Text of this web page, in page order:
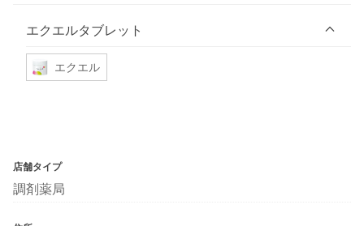
エクエルタブレット
エクエル
店舗タイプ
調剤薬局